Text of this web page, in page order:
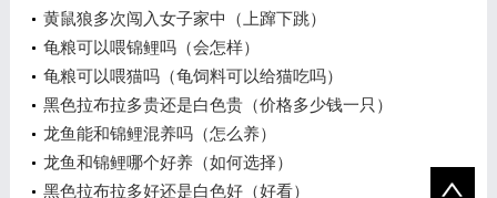
黄鼠狼多次闯入女子家中（上蹿下跳）
龟粮可以喂锦鲤吗（会怎样）
龟粮可以喂猫吗（龟饲料可以给猫吃吗）
黑色拉布拉多贵还是白色贵（价格多少钱一只）
龙鱼能和锦鲤混养吗（怎么养）
龙鱼和锦鲤哪个好养（如何选择）
黑色拉布拉多好还是白色好（好看）